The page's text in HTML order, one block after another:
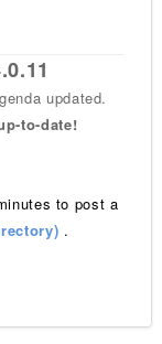
updated.
to-date!
to post a
.